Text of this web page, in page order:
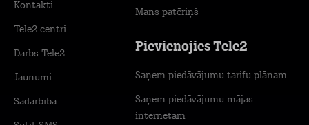
Kontakti
Tele2 centri
Darbs Tele2
Jaunumi
Sadarbība
Mans patēriņš
Pievienojies Tele2
Saņem piedāvājumu tarifu plānam
Saņem piedāvājumu mājas
internetam